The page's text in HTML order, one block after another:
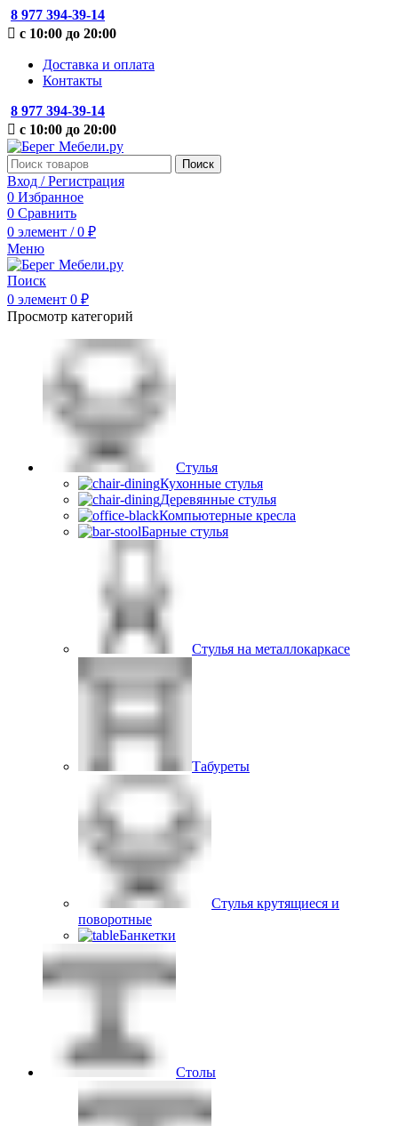
8 977 394-39-14
с 10:00 до 20:00
Доставка и оплата
Контакты
8 977 394-39-14
с 10:00 до 20:00
Поиск
Вход / Регистрация
0 Избранное
0 Сравнить
0 элемент / 0 ₽
Меню
Поиск
0 элемент 0 ₽
Просмотр категорий
Стулья
Кухонные стулья
Деревянные стулья
Компьютерные кресла
Барные стулья
Стулья на металлокаркасе
Табуреты
Стулья крутящиеся и
поворотные
Банкетки
Столы